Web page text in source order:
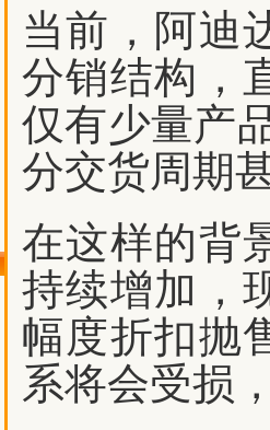
当前，阿迪
分销结构，
仅有少量产
分交货周期
在这样的背
持续增加，
幅度折扣抛
系将会受损